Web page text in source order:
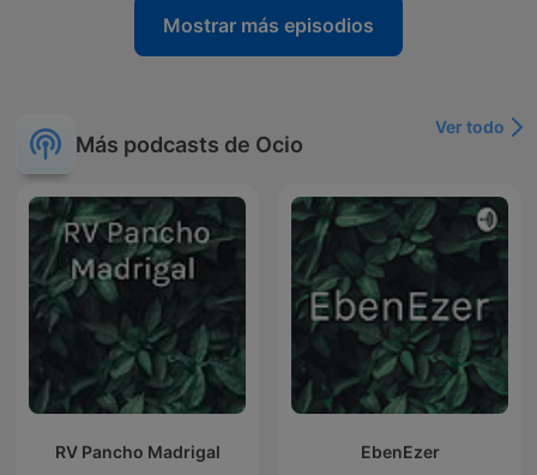
Mostrar más episodios
Más podcasts de Ocio
Ver todo
RV Pancho Madrigal EbenEzer